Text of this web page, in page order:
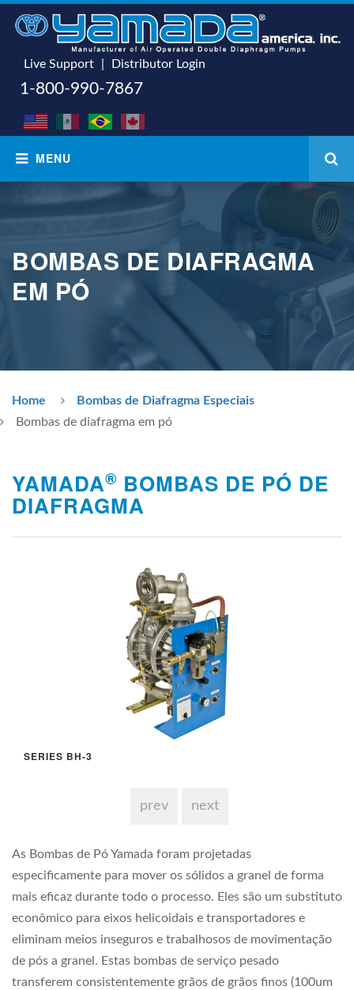
Live Support Distributor Login
1-800-990-7867
BOMBAS DE DIAFRAGMA
EM PÓ
Home
Bombas de Diafragma Especiais
Bombas de diafragma em pó
YAMADA® BOMBAS DE PÓ DE
DIAFRAGMA
SERIES BH-3
prev next
As Bombas de Pó Yamada foram projetadas
especificamente para mover os sólidos a granel de forma
mais eficaz durante todo o processo. Eles são um substituto
econômico para eixos helicoidais e transportadores e
eliminam meios inseguros e trabalhosos de movimentação
de pós a granel. Estas bombas de serviço pesado
transferem consistentemente grãos de grãos finos (100um